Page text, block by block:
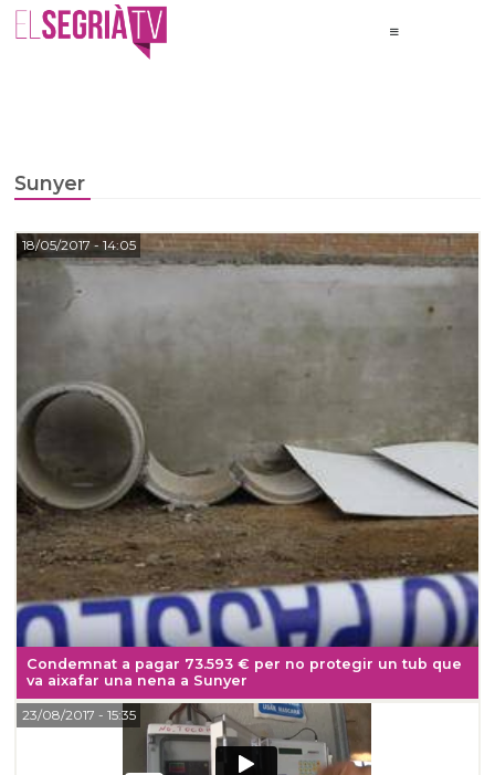
Sunyer
Condemnat a pagar 73.593 € per no protegir un tub que
va aixafar una nena a Sunyer
18/05/2017 - 14:05
23/08/2017 - 15:35